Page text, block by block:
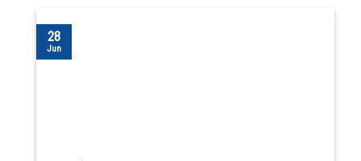
28
Jun